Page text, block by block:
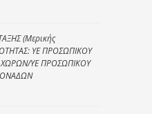
(Μερικής
ΥΕ ΠΡΟΣΩΠΙΚΟΥ
ΧΩΡΩΝ/ΥΕ ΠΡΟΣΩΠΙΚΟΥ